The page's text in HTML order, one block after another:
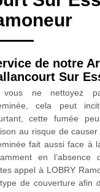
de notre
Sur
ne nettoyez
cela peut
cette fumée
au risque de
fait aussi face à
en l’absence
appel à LOBRY
de couverture afin